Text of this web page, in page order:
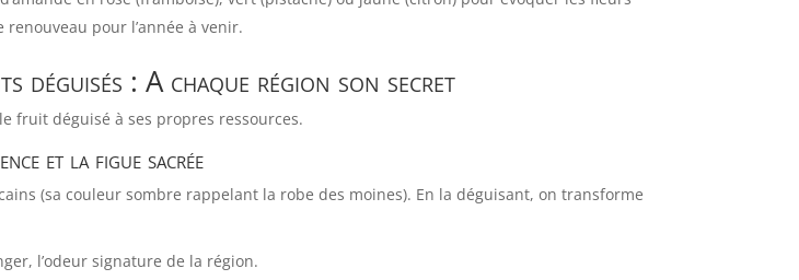
pour l’année à venir.
déguisés : A chaque région son secret
fruit déguisé à ses propres ressources.
et la figue sacrée
(sa couleur sombre rappelant la robe des moines). En la déguisant, on transforme
l’odeur signature de la région.